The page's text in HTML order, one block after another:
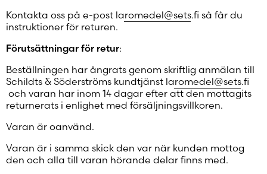
Kontakta oss på e-post laromedel@sets.fi så får du
instruktioner för returen.
Förutsättningar för retur:
Beställningen har ångrats genom skriftlig anmälan till
Schildts & Söderströms kundtjänst laromedel@sets.fi
och varan har inom 14 dagar efter att den mottagits
returnerats i enlighet med försäljningsvillkoren.
Varan är oanvänd.
Varan är i samma skick den var när kunden mottog
den och alla till varan hörande delar finns med.